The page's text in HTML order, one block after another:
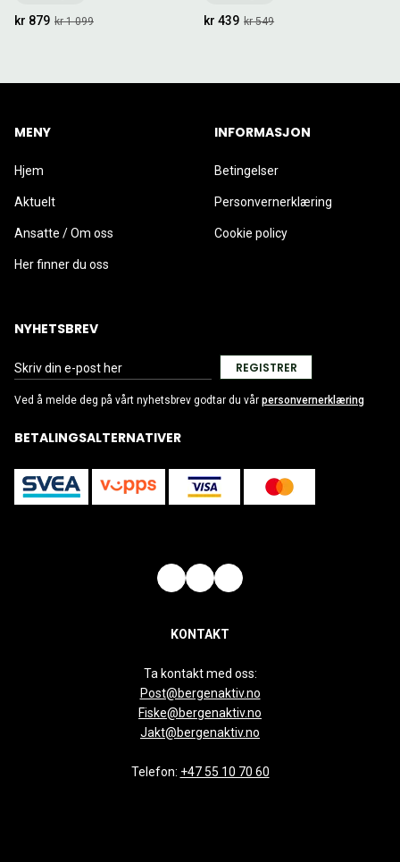
kr 1 099
kr 879 kr 549
kr 439
MENY
Hjem
Aktuelt
Ansatte / Om oss
Her finner du oss
INFORMASJON
Betingelser
Personvernerklæring
Cookie policy
NYHETSBREV
REGISTRER
Ved å melde deg på vårt nyhetsbrev godtar du vår personvernerklæring
BETALINGSALTERNATIVER
KONTAKT
Ta kontakt med oss:
Post@bergenaktiv.no
Fiske@bergenaktiv.no
Jakt@bergenaktiv.no
Telefon: +47 55 10 70 60